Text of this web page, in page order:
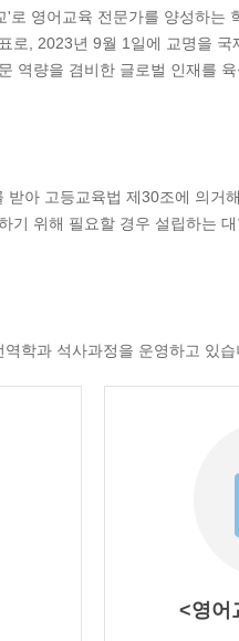
'로 영어교육 전문가를 양성하
로, 2023년 9월 1일에 교명을
역량을 겸비한 글로벌 인재를
받아 고등교육법 제30조에 의거
기 위해 필요할 경우 설립하는
학과 석사과정을 운영하고 있
<영어